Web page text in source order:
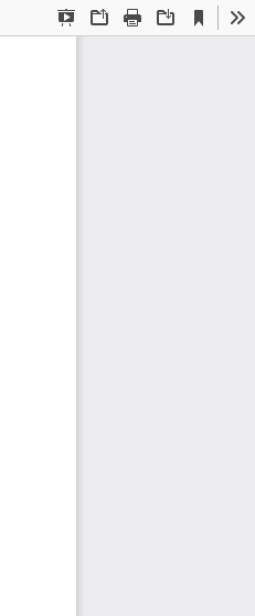
Presentation
OpenPrint Download
Current
View